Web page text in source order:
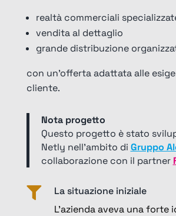
realtà commerciali
vendita al dettaglio
grande distribuzione
con un’offerta adattata alle
cliente.
Nota progetto
Questo progetto è stato
Netly nell’ambito di Gruppo
collaborazione con il partner

La situazione iniziale
L’azienda aveva una forte